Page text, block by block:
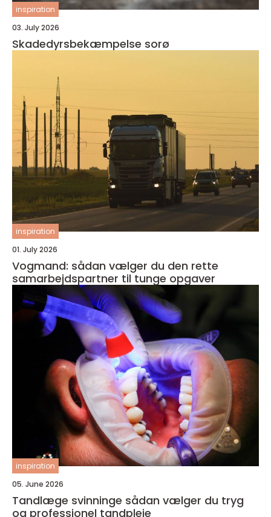
inspiration
03. July 2026
Skadedyrsbekæmpelse sorø
inspiration
01. July 2026
Vogmand: sådan vælger du den rette
samarbejdspartner til tunge opgaver
inspiration
05. June 2026
Tandlæge svinninge sådan vælger du tryg
og professionel tandpleje